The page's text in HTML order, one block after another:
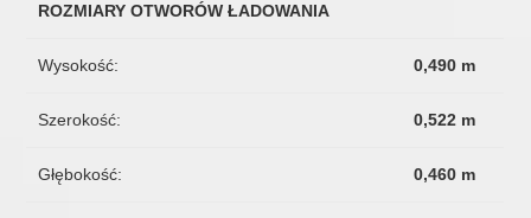
ROZMIARY OTWORÓW ŁADOWANIA
Wysokość: 0,490 m
Szerokość: 0,522 m
Głębokość: 0,460 m